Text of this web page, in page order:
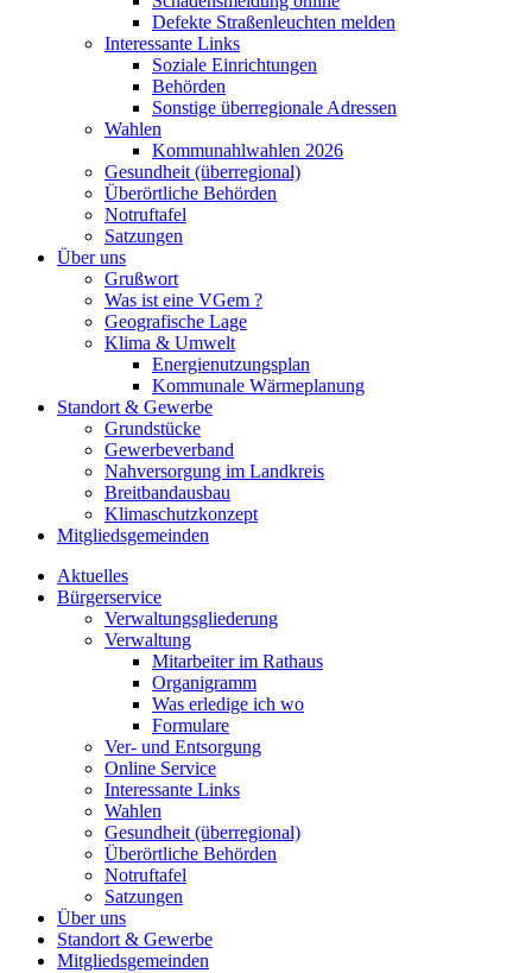
Defekte Straßenleuchten melden
Interessante Links
Soziale Einrichtungen
Behörden
Sonstige überregionale Adressen
Wahlen
Kommunahlwahlen 2026
Gesundheit (überregional)
Überörtliche Behörden
Notruftafel
Satzungen
Über uns
Grußwort
Was ist eine VGem ?
Geografische Lage
Klima & Umwelt
Energienutzungsplan
Kommunale Wärmeplanung
Standort & Gewerbe
Grundstücke
Gewerbeverband
Nahversorgung im Landkreis
Breitbandausbau
Klimaschutzkonzept
Mitgliedsgemeinden
Aktuelles
Bürgerservice
Verwaltungsgliederung
Verwaltung
Mitarbeiter im Rathaus
Organigramm
Was erledige ich wo
Formulare
Ver- und Entsorgung
Online Service
Interessante Links
Wahlen
Gesundheit (überregional)
Überörtliche Behörden
Notruftafel
Satzungen
Über uns
Standort & Gewerbe
Mitgliedsgemeinden